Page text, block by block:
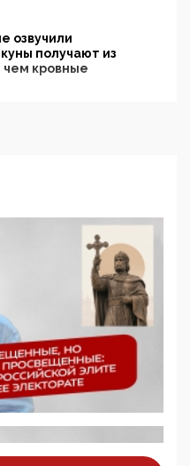
озвучили
получают из
чем кровные
в России, но
определять
Минцифры намерено
право
объекты от
борца с